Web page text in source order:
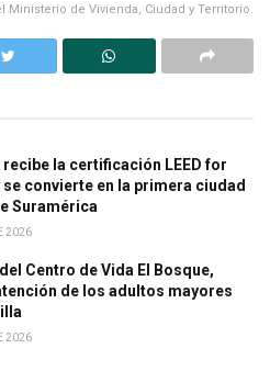
Ministerio de Vivienda, Ciudad y Territorio.
la certificación LEED for
convierte en la primera ciudad
Suramérica
2026
Centro de Vida El Bosque,
de los adultos mayores
2026